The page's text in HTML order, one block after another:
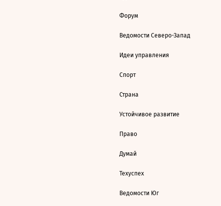
Форум
Ведомости Северо-Запад
Идеи управления
Спорт
Страна
Устойчивое развитие
Право
Думай
Техуспех
Ведомости Юг